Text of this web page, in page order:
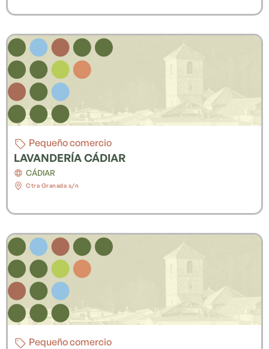
Pequeño comercio
LAVANDERÍA CÁDIAR
CÁDIAR
Ctra Granada s/n
Pequeño comercio